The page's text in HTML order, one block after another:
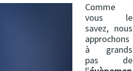
Comme
vous le
savez, nous
approchons
à grands
pas de